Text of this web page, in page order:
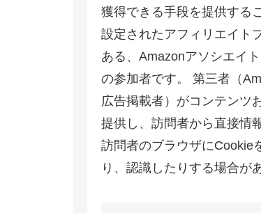
獲得できる手段を提供する
設定されたアフィリエイト
ある、Amazonアソシエイ
の参加者です。 第三者（
広告掲載者）がコンテンツ
提供し、訪問者から直接情
訪問者のブラウザにCookie
り、認識したりする場合が